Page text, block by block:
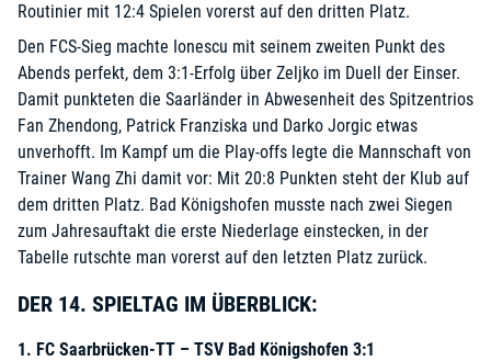
Routinier mit 12:4 Spielen vorerst auf den dritten Platz.
Den FCS-Sieg machte Ionescu mit seinem zweiten Punkt des
Abends perfekt, dem 3:1-Erfolg über Zeljko im Duell der Einser.
Damit punkteten die Saarländer in Abwesenheit des Spitzentrios
Fan Zhendong, Patrick Franziska und Darko Jorgic etwas
unverhofft. Im Kampf um die Play-offs legte die Mannschaft von
Trainer Wang Zhi damit vor: Mit 20:8 Punkten steht der Klub auf
dem dritten Platz. Bad Königshofen musste nach zwei Siegen
zum Jahresauftakt die erste Niederlage einstecken, in der
Tabelle rutschte man vorerst auf den letzten Platz zurück.
DER 14. SPIELTAG IM ÜBERBLICK:
1. FC Saarbrücken-TT – TSV Bad Königshofen 3:1